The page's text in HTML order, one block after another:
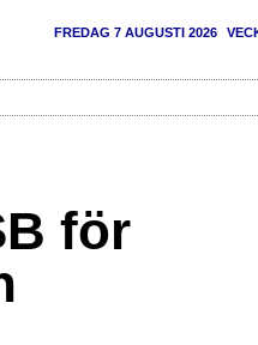
FREDAG 7 AUGUSTI 2026
för